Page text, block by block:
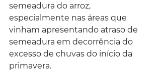
semeadura do arroz,
especialmente nas áreas que
vinham apresentando atraso de
semeadura em decorrência do
excesso de chuvas do início da
primavera.